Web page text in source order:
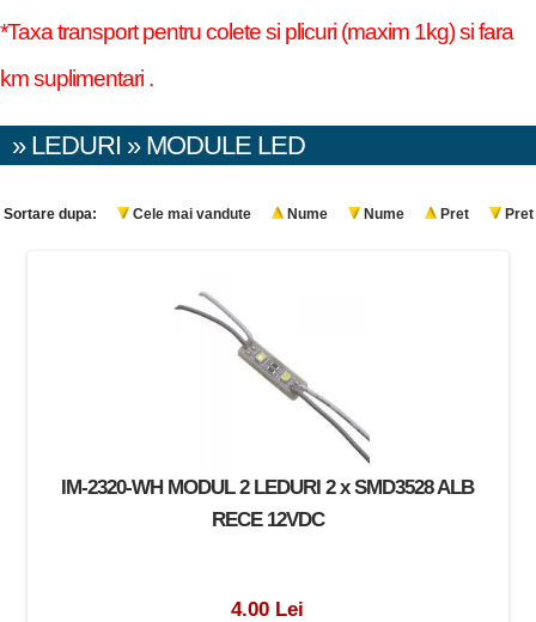
*Taxa transport pentru colete si plicuri (maxim 1kg) si fara
km suplimentari .
» LEDURI » MODULE LED
Sortare dupa: Cele mai vandute Nume Nume Pret Pret
IM-2320-WH MODUL 2 LEDURI 2 x SMD3528 ALB
RECE 12VDC
4.00 Lei